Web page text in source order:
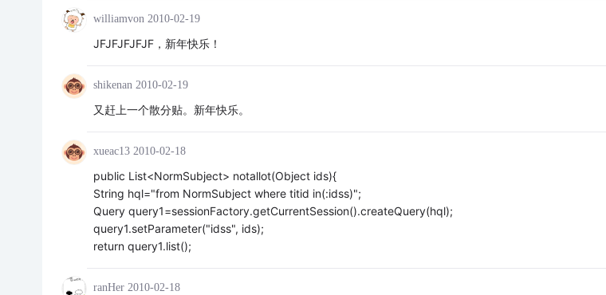
williamvon 2010-02-19
JFJFJFJFJF，新年快乐！
shikenan 2010-02-19
又赶上一个散分贴。新年快乐。
xueac13 2010-02-18
public List<NormSubject> notallot(Object ids){
String hql="from NormSubject where titid in(:idss)";
Query query1=sessionFactory.getCurrentSession().createQuery(hql);
query1.setParameter("idss", ids);
return query1.list();
ranHer 2010-02-18